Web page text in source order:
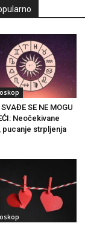
SVAĐE SE NE MOGU
Neočekivane
pucanje strpljenja